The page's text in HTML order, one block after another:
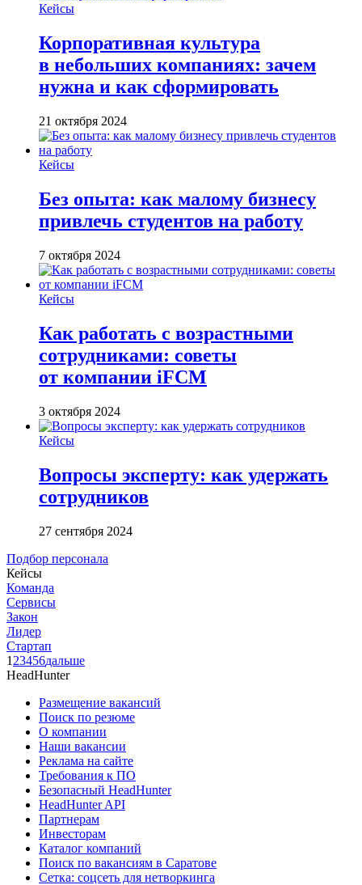
Кейсы
Корпоративная культура
в небольших компаниях: зачем
нужна и как сформировать
21 октября 2024
Кейсы
Без опыта: как малому бизнесу
привлечь студентов на работу
7 октября 2024
Кейсы
Как работать с возрастными
сотрудниками: советы
от компании iFCM
3 октября 2024
Кейсы
Вопросы эксперту: как удержать
сотрудников
27 сентября 2024
Подбор персонала
Кейсы
Команда
Сервисы
Закон
Лидер
Стартап
1 23456дальше
HeadHunter
Размещение вакансий
Поиск по резюме
О компании
Наши вакансии
Реклама на сайте
Требования к ПО
Безопасный HeadHunter
HeadHunter API
Партнерам
Инвесторам
Каталог компаний
Поиск по вакансиям в Саратове
Сетка: соцсеть для нетворкинга